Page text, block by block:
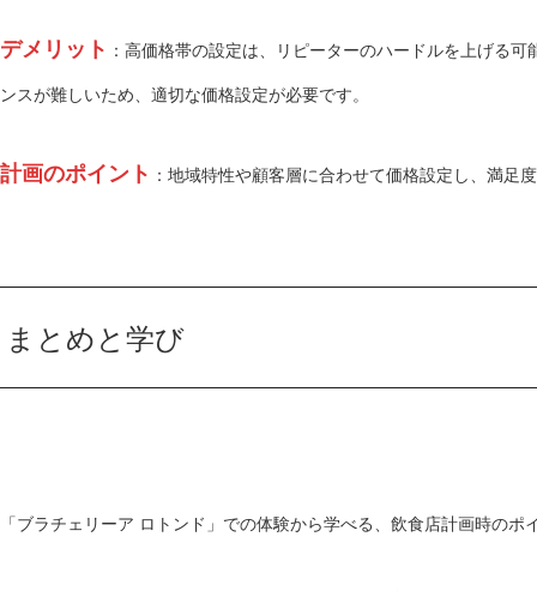
デメリット ：高価格帯の設定は、リピーターのハードルを上げる
ンスが難しいため、適切な価格設定が必要です。
計画のポイント ：地域特性や顧客層に合わせて価格設定し、満足
まとめと学び
「ブラチェリーア ロトンド」での体験から学べる、飲食店計画時のポ